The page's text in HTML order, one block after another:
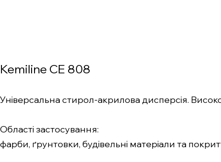
Kemiline CE 808
Універсальна стирол-акрилова дисперсія.
Області застосування:
фарби, ґрунтовки, будівельні матеріали та